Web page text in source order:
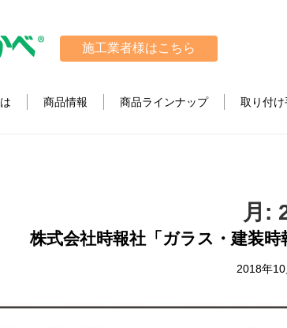
施工業者様はこちら
商品情報 商品ラインナップ 取り付
月:
株式会社時報社「ガラス・建装時
2018年